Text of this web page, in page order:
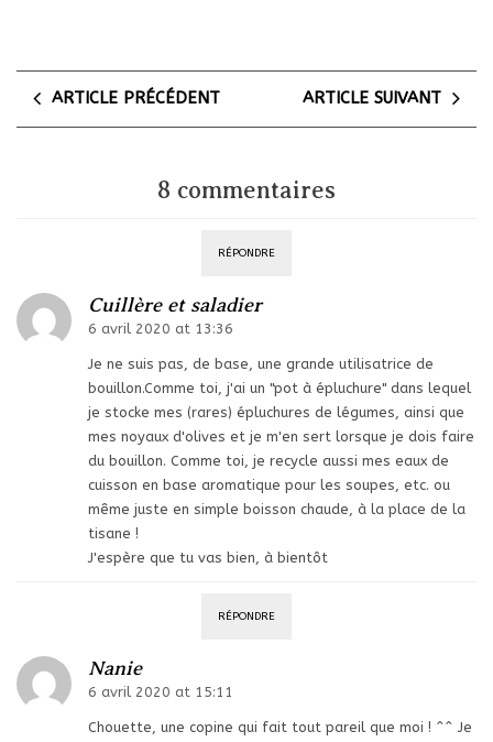
ARTICLE PRÉCÉDENT ARTICLE SUIVANT
8 commentaires
RÉPONDRE
Cuillère et saladier
6 avril 2020 at 13:36
Je ne suis pas, de base, une grande utilisatrice de
bouillon.Comme toi, j'ai un "pot à épluchure" dans lequel
je stocke mes (rares) épluchures de légumes, ainsi que
mes noyaux d'olives et je m'en sert lorsque je dois faire
du bouillon. Comme toi, je recycle aussi mes eaux de
cuisson en base aromatique pour les soupes, etc. ou
même juste en simple boisson chaude, à la place de la
tisane !
J'espère que tu vas bien, à bientôt
RÉPONDRE
Nanie
6 avril 2020 at 15:11
Chouette, une copine qui fait tout pareil que moi ! ^^ Je